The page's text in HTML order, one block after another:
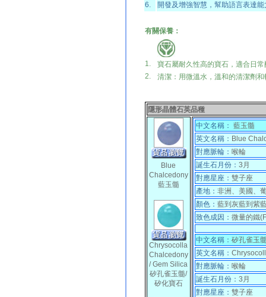
6.
開發及增強智慧，幫助語言表達
有關保養：
1.
寶石屬耐久性高的寶石，適合日常
2.
清潔：用微溫水，溫和的清潔劑
隱形晶體石英品種
Blue
Chalcedony
藍玉髓
Chrysocolla
Chalcedony
/ Gem Silica
矽孔雀玉髓/
矽化寶石
中文名稱： 藍玉髓
英文名稱： Blue
對應脈輪： 喉輪
誕生石月份： 3月
對應星座： 雙子座
產地： 非洲、美國、
顏色： 藍到灰藍到紫
致色成因： 微量的鐵
中文名稱： 矽孔雀玉
英文名稱：
對應脈輪： 喉輪
誕生石月份： 3月
對應星座： 雙子座